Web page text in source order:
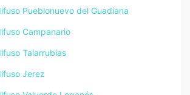
Pueblonuevo del Guadiana
Campanario
Talarrubias
Jerez